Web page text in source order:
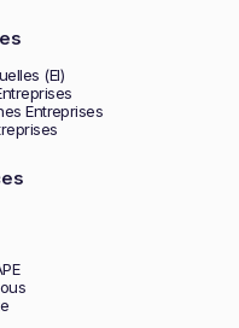
(EI)
Entreprises